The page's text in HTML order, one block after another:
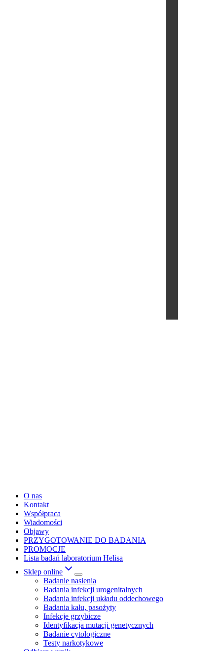
O nas
Kontakt
Współpraca
Wiadomości
Objawy
PRZYGOTOWANIE DO BADANIA
PROMOCJE
Lista badań laboratorium Helisa
Sklep online
Badanie nasienia
Badania infekcji urogenitalnych
Badania infekcji układu oddechowego
Badania kału, pasożyty
Infekcje grzybicze
Identyfikacja mutacji genetycznych
Badanie cytologiczne
Testy narkotykowe